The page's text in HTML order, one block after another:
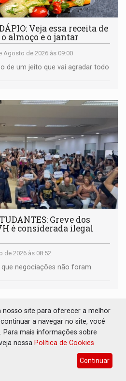
Veja essa receita de
almoço e o jantar
Agosto de 2026 às 09:00
de um jeito que vai agradar todo
Greve dos
é considerada ilegal
de 2026 às 08:52
negociações não foram
nosso site para oferecer a melhor
a navegar no site, você
Para mais informações sobre
nossa Política de Cookies
Continuar